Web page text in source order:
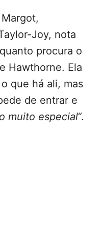
Joy, nota
procura o
Hawthorne. Ela
que há ali, mas
de entrar e
muito especial“.